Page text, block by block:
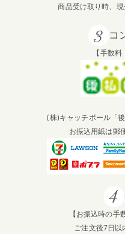
【新商品】油はねガード
【新商品】油はねガード
【SNS】Cuisinartクッキ
美味しく初夏のSNSキャン
【SNS】Russell Hobbs 充
たる！【春を先取り】ス
商品受け取り時、現
コ
【手数
(株)キャッチボール「
お振込用紙は郵
【お振込時の手
ご注文後7日以